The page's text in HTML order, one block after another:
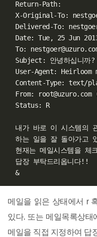
  Return-Path:
X-Original-To:
Delivered-To:
Date: Tue, 25 Jun
To:
  Subject: 안녕하십니까?
User-Agent: Heirloom
Content-Type: text/
  From: root@uzuro.com
  Status: R
내가 바로 이 시스템의
하는 일을 잘 돌아가고
현재는 메일시스템을 체
  답장 부탁드리옵니다
! !
&
메일을 읽은 상태에서 r
있다. 또는 메일목록상
메일을 직접 지정하여 답